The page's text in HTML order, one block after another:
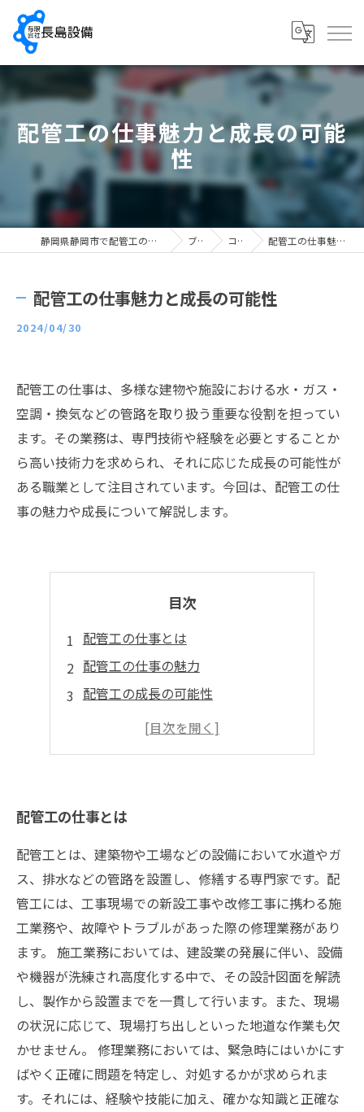
配管工の仕事魅力と成長の可能
性
静岡県静岡市で配管工の求人なら有限会社長島設備 ブログ コラム 配管工の仕事魅力と成長の可能性
配管工の仕事魅力と成長の可能性
2024/04/30
配管工の仕事は、多様な建物や施設における水・ガス・
空調・換気などの管路を取り扱う重要な役割を担ってい
ます。その業務は、専門技術や経験を必要とすることか
ら高い技術力を求められ、それに応じた成長の可能性が
ある職業として注目されています。今回は、配管工の仕
事の魅力や成長について解説します。
目次
配管工の仕事とは
配管工の仕事の魅力
配管工の成長の可能性
配管工のキャリアパス
配管工の仕事とは
配管工とは、建築物や工場などの設備において水道やガ
ス、排水などの管路を設置し、修繕する専門家です。配
管工には、工事現場での新設工事や改修工事に携わる施
工業務や、故障やトラブルがあった際の修理業務があり
ます。 施工業務においては、建設業の発展に伴い、設備
や機器が洗練され高度化する中で、その設計図面を解読
し、製作から設置までを一貫して行います。また、現場
の状況に応じて、現場打ち出しといった地道な作業も欠
かせません。 修理業務においては、緊急時にはいかにす
ばやく正確に問題を特定し、対処するかが求められま
す。それには、経験や技能に加え、確かな知識と正確な